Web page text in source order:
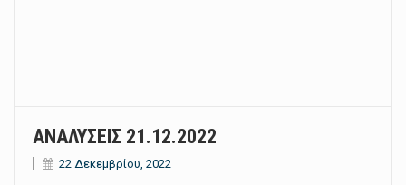
ΑΝΑΛΥΣΕΙΣ 21.12.2022
22 Δεκεμβρίου, 2022